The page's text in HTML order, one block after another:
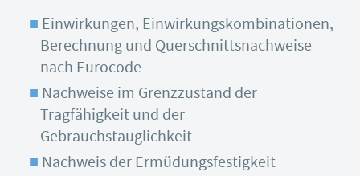
Einwirkungen, Einwirkungskombinationen,
Berechnung und Querschnittsnachweise
nach Eurocode
Nachweise im Grenzzustand der
Tragfähigkeit und der
Gebrauchstauglichkeit
Nachweis der Ermüdungsfestigkeit